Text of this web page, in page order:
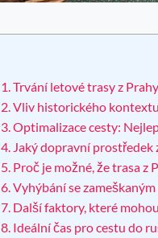
1. Trvání letové trasy z
2. Vliv historického
3. Optimalizace cesty:
4. Jaký dopravní
5. Proč je možné, že trasa
6. Vyhýbání se
7. Další faktory, které
8. Ideální čas pro cestu do